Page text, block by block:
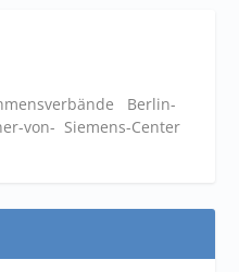
Berlin-
von- Siemens-Center